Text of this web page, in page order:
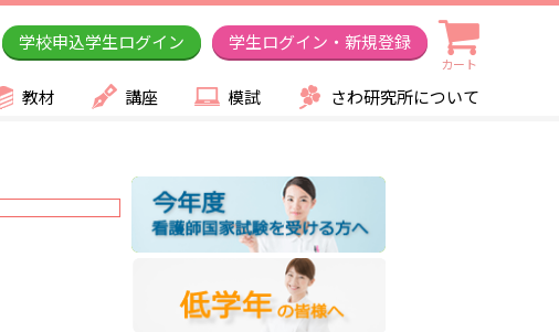
学校申込学生ログイン 学生ログイン・新規登録
カート
教材 講座 模試 さわ研究所について